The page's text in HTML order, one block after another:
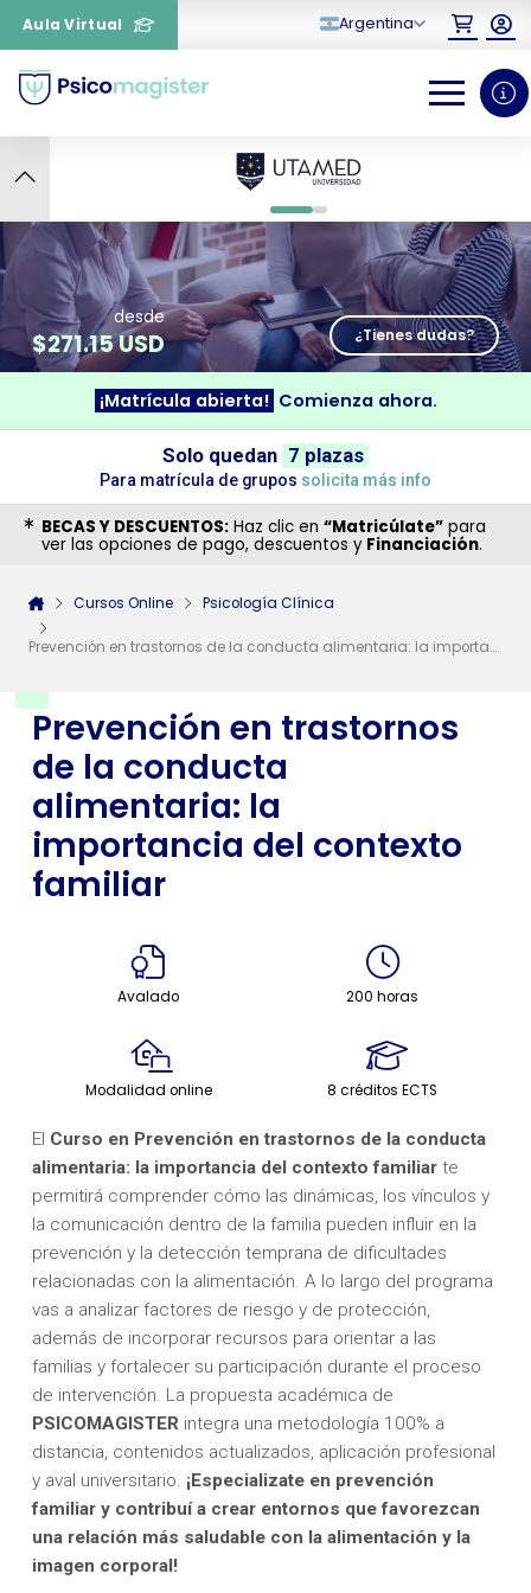
Aula Virtual Argentina
0 1
Prevención en trastornos
de la conducta
alimentaria: la
importancia del contexto
familiar
Avalado 200 horas
Modalidad online 8 créditos ECTS
El Curso en Prevención en trastornos de la conducta
alimentaria: la importancia del contexto familiar te
permitirá comprender cómo las dinámicas, los vínculos y
la comunicación dentro de la familia pueden influir en la
prevención y la detección temprana de dificultades
relacionadas con la alimentación. A lo largo del programa
vas a analizar factores de riesgo y de protección,
además de incorporar recursos para orientar a las
familias y fortalecer su participación durante el proceso
de intervención. La propuesta académica de
PSICOMAGISTERintegra una metodología 100% a
distancia, contenidos actualizados, aplicación profesional
y aval universitario. ¡Especializate en prevención
familiar y contribuí a crear entornos que favorezcan
una relación más saludable con la alimentación y la
imagen corporal!
desde
$271.15 USD ¿Tienes dudas?
¡Matrícula abierta! Comienza ahora.
Solo quedan 7 plazas
Para matrícula de grupos solicita más info
BECAS Y DESCUENTOS: Haz clic en “Matricúlate” para
ver las opciones de pago, descuentos y Financiación.
Cursos Online Psicología Clínica
Prevención en trastornos de la conducta alimentaria: la importancia del contexto familiar
¿Necesitas más información
sobre un curso?